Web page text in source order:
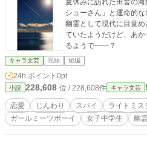
夏休みに訪れた田舎の
シューさん」と運命的な
幽霊として現代に目覚
ていたようだけど、あ
るようで――？
キャラ文芸 完結 短編
24h.ポイント 0pt
小説 228,608 位 / 228,608件 キャラ文芸
恋愛 じんわり スパイ ライトミス
ガールミーツボーイ
女子中学生 幽